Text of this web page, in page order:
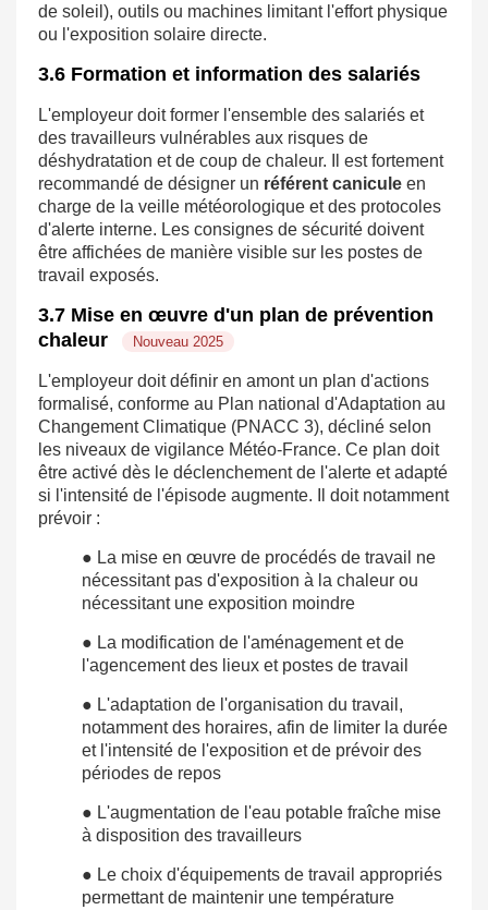
de soleil), outils ou machines limitant l'effort physique
ou l'exposition solaire directe.
3.6 Formation et information des salariés
L'employeur doit former l'ensemble des salariés et
des travailleurs vulnérables aux risques de
déshydratation et de coup de chaleur. Il est fortement
recommandé de désigner un référent canicule en
charge de la veille météorologique et des protocoles
d'alerte interne. Les consignes de sécurité doivent
être affichées de manière visible sur les postes de
travail exposés.
3.7 Mise en œuvre d'un plan de prévention
chaleur
Nouveau 2025
L'employeur doit définir en amont un plan d'actions
formalisé, conforme au Plan national d'Adaptation au
Changement Climatique (PNACC 3), décliné selon
les niveaux de vigilance Météo-France. Ce plan doit
être activé dès le déclenchement de l'alerte et adapté
si l'intensité de l'épisode augmente. Il doit notamment
prévoir :
● La mise en œuvre de procédés de travail ne
nécessitant pas d'exposition à la chaleur ou
nécessitant une exposition moindre
● La modification de l'aménagement et de
l'agencement des lieux et postes de travail
● L'adaptation de l'organisation du travail,
notamment des horaires, afin de limiter la durée
et l'intensité de l'exposition et de prévoir des
périodes de repos
● L'augmentation de l'eau potable fraîche mise
à disposition des travailleurs
● Le choix d'équipements de travail appropriés
permettant de maintenir une température